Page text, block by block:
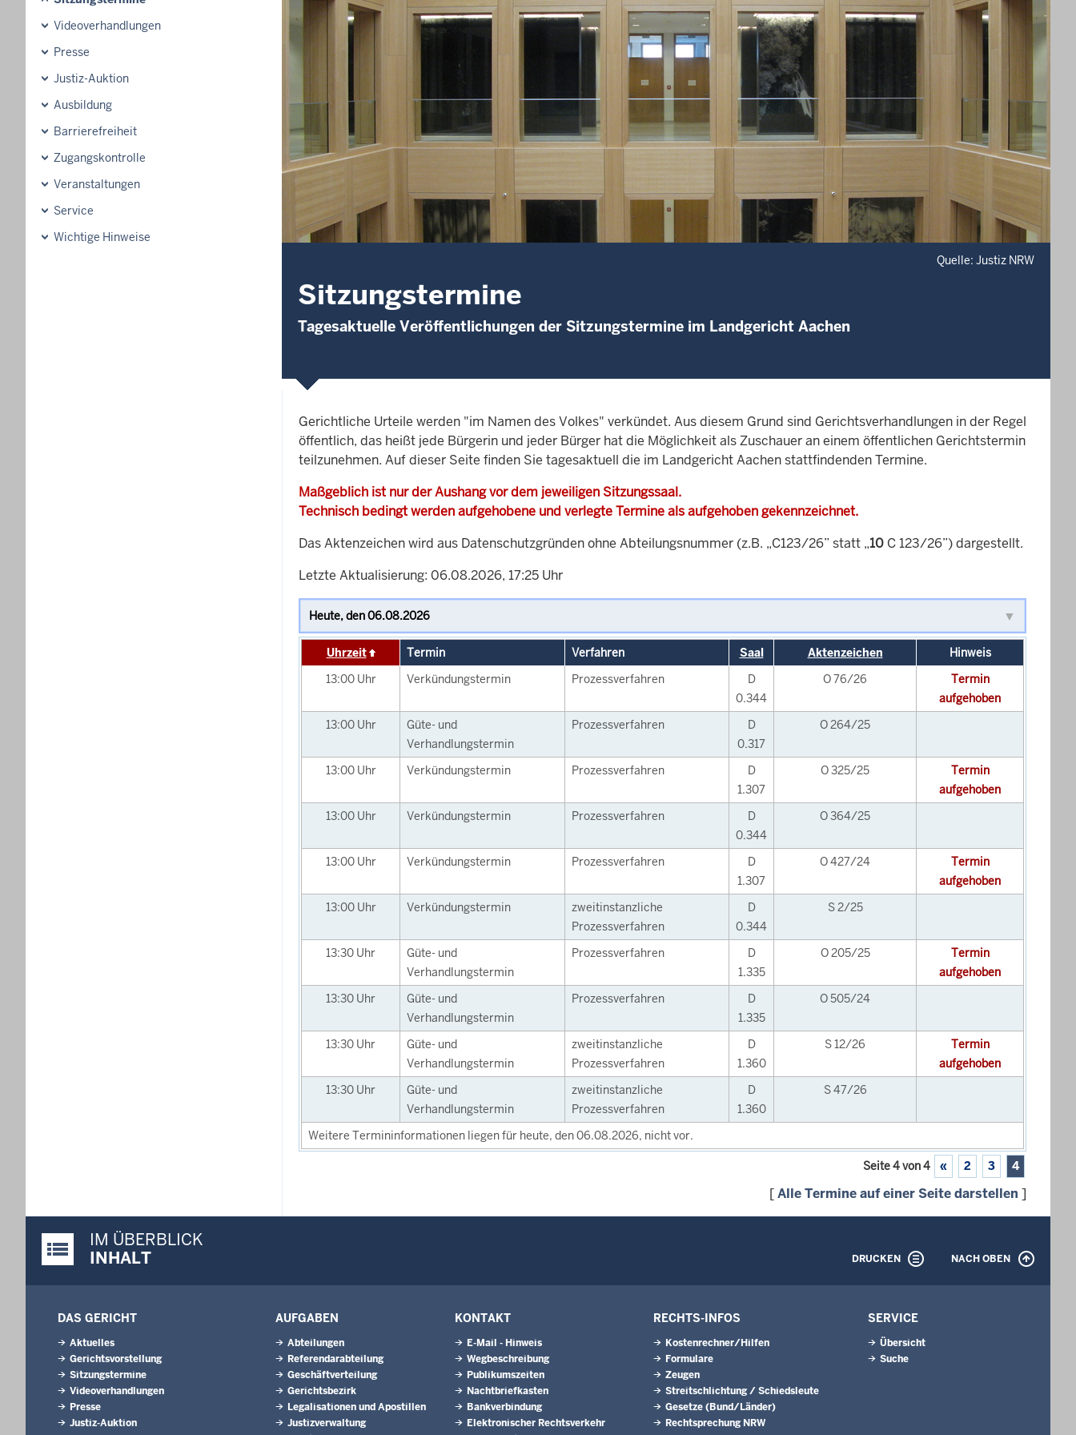
Videoverhandlungen
Presse
Justiz-Auktion
Ausbildung
Barrierefreiheit
Zugangskontrolle
Veranstaltungen
Service
Wichtige Hinweise
Quelle: Justiz NRW
Sitzungstermine
Tagesaktuelle Veröffentlichungen der Sitzungstermine im Landgericht Aachen
Gerichtliche Urteile werden "im Namen des Volkes" verkündet. Aus diesem Grund sind Gerichtsverhandlungen in der Regel
öffentlich, das heißt jede Bürgerin und jeder Bürger hat die Möglichkeit als Zuschauer an einem öffentlichen Gerichtstermin
teilzunehmen. Auf dieser Seite finden Sie tagesaktuell die im Landgericht Aachen stattfindenden Termine.
Maßgeblich ist nur der Aushang vor dem jeweiligen Sitzungssaal.
Technisch bedingt werden aufgehobene und verlegte Termine als aufgehoben gekennzeichnet.
Das Aktenzeichen wird aus Datenschutzgründen ohne Abteilungsnummer (z.B. „C123/26” statt „10 C 123/26”) dargestellt.
Letzte Aktualisierung: 06.08.2026, 17:25 Uhr
Uhrzeit Termin Verfahren Saal Aktenzeichen
Hinweis
13:00 Uhr Verkündungstermin Prozessverfahren
D
0.344
O 76/26
Termin
aufgehoben
13:00 Uhr
Güte- und
Verhandlungstermin
Prozessverfahren
D
0.317
O 264/25
13:00 Uhr Verkündungstermin Prozessverfahren
D
1.307
O 325/25
Termin
aufgehoben
13:00 Uhr Verkündungstermin Prozessverfahren
D
0.344
O 364/25
13:00 Uhr Verkündungstermin Prozessverfahren
D
1.307
O 427/24
Termin
aufgehoben
13:00 Uhr Verkündungstermin
zweitinstanzliche
Prozessverfahren
D
0.344
S 2/25
13:30 Uhr
Güte- und
Verhandlungstermin
Prozessverfahren
D
1.335
O 205/25
Termin
aufgehoben
13:30 Uhr
Güte- und
Verhandlungstermin
Prozessverfahren
D
1.335
O 505/24
13:30 Uhr
Güte- und
Verhandlungstermin
zweitinstanzliche
Prozessverfahren
D
1.360
S 12/26
Termin
aufgehoben
13:30 Uhr
Güte- und
Verhandlungstermin
zweitinstanzliche
Prozessverfahren
D
1.360
S 47/26
Weitere Termininformationen liegen für heute, den 06.08.2026, nicht vor.
Seite 4 von 4 « 2 3 4
[Alle Termine auf einer Seite darstellen ]
Justiz-Portal im Überblick:
IM ÜBERBLICK
INHALT
DRUCKEN NACH OBEN
DAS GERICHT
Aktuelles
Gerichtsvorstellung
Sitzungstermine
Videoverhandlungen
Presse
Justiz-Auktion
AUFGABEN
Abteilungen
Referendarabteilung
Geschäftverteilung
Gerichtsbezirk
Legalisationen und Apostillen
Justizverwaltung
KONTAKT
E-Mail - Hinweis
Wegbeschreibung
Publikumszeiten
Nachtbriefkasten
Bankverbindung
Elektronischer Rechtsverkehr
RECHTS-INFOS
Kostenrechner/Hilfen
Formulare
Zeugen
Streitschlichtung / Schiedsleute
Gesetze (Bund/Länder)
Rechtsprechung NRW
SERVICE
Übersicht
Suche